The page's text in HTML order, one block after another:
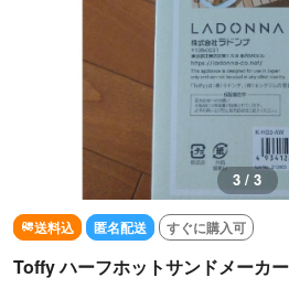
3 / 3
送料込 匿名配送 すぐに購入可
Toffy ハーフホットサンドメーカ